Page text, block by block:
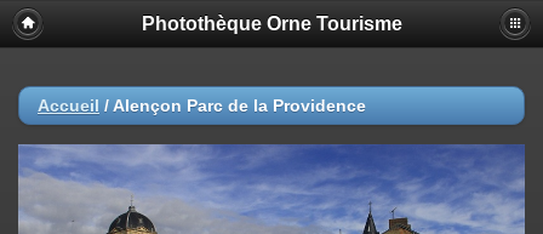
Photothèque Orne Tourisme
Accueil / Alençon Parc de la Providence